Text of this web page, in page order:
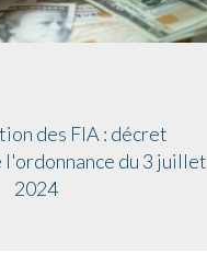
des FIA : décret
du 3 juillet
2024